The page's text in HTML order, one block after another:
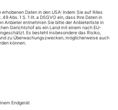
nicht nur Unmengen an